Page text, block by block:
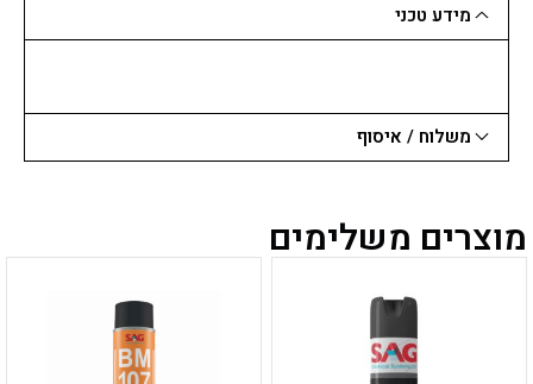
מקס'
מידע טכני
משלוח / איסוף
מוצרים משלימים